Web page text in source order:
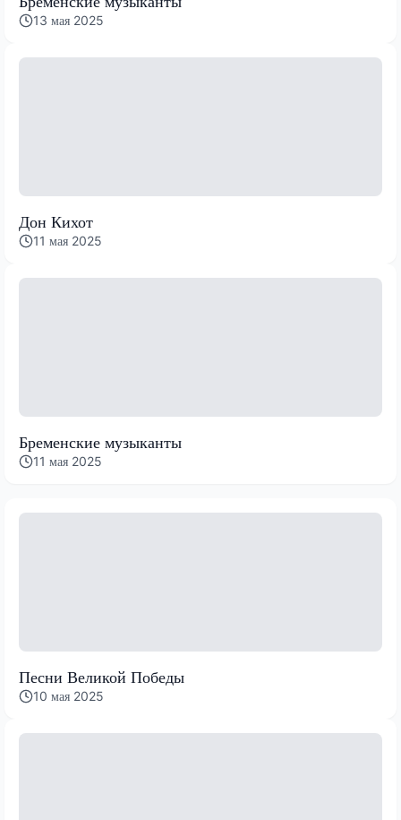
13 мая 2025
Дон Кихот
11 мая 2025
Бременские музыканты
11 мая 2025
Песни Великой Победы
10 мая 2025